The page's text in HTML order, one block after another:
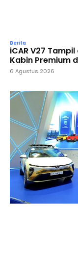
Berita
iCAR V27 Tampil
Kabin Premium
6 Agustus 2026